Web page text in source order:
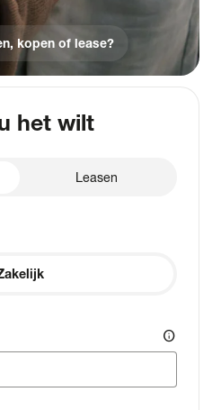
kopen of lease?
het wilt
Leasen
info